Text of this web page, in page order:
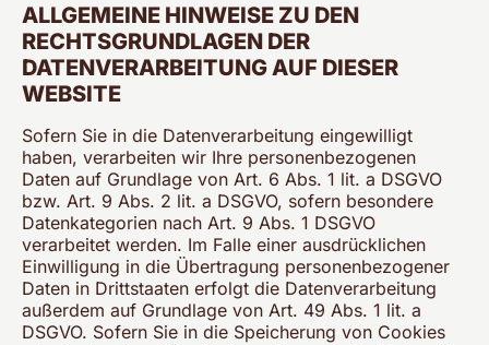
ALLGEMEINE HINWEISE ZU DEN
RECHTSGRUNDLAGEN DER
DATENVERARBEITUNG AUF DIESER
WEBSITE
Sofern Sie in die Datenverarbeitung eingewilligt
haben, verarbeiten wir Ihre personenbezogenen
Daten auf Grundlage von Art. 6 Abs. 1 lit. a DSGVO
bzw. Art. 9 Abs. 2 lit. a DSGVO, sofern besondere
Datenkategorien nach Art. 9 Abs. 1 DSGVO
verarbeitet werden. Im Falle einer ausdrücklichen
Einwilligung in die Übertragung personenbezogener
Daten in Drittstaaten erfolgt die Datenverarbeitung
außerdem auf Grundlage von Art. 49 Abs. 1 lit. a
DSGVO. Sofern Sie in die Speicherung von Cookies